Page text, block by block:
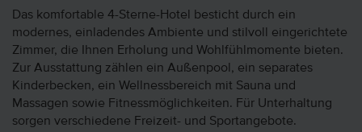
Das komfortable 4-Sterne-Hotel besticht durch ein
modernes, einladendes Ambiente und stilvoll eingerichtete
Zimmer, die Ihnen Erholung und Wohlfühlmomente bieten.
Zur Ausstattung zählen ein Außenpool, ein separates
Kinderbecken, ein Wellnessbereich mit Sauna und
Massagen sowie Fitnessmöglichkeiten. Für Unterhaltung
sorgen verschiedene Freizeit- und Sportangebote.